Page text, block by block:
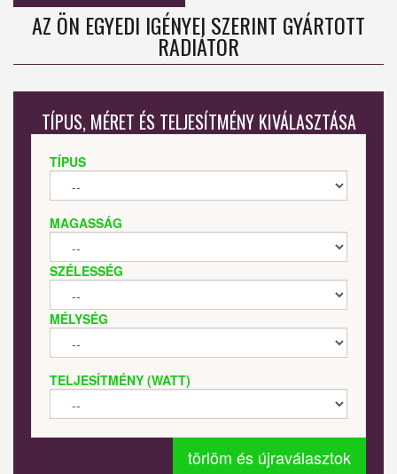
AZ ÖN EGYEDI IGÉNYEI SZERINT GYÁRTOTT
RADIÁTOR
TÍPUS, MÉRET ÉS TELJESÍTMÉNY KIVÁLASZTÁSA
TÍPUS
MAGASSÁG
SZÉLESSÉG
MÉLYSÉG
TELJESÍTMÉNY (WATT)
törlöm és újraválasztok